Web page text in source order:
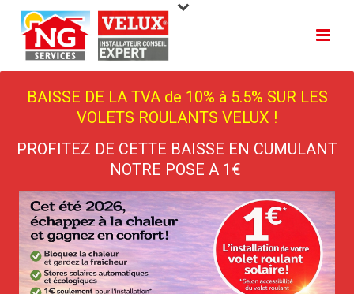
BAISSE DE LA TVA de 10% à 5.5% SUR LES
VOLETS ROULANTS VELUX !
PROFITEZ DE CETTE BAISSE EN CUMULANT
NOTRE POSE A 1€